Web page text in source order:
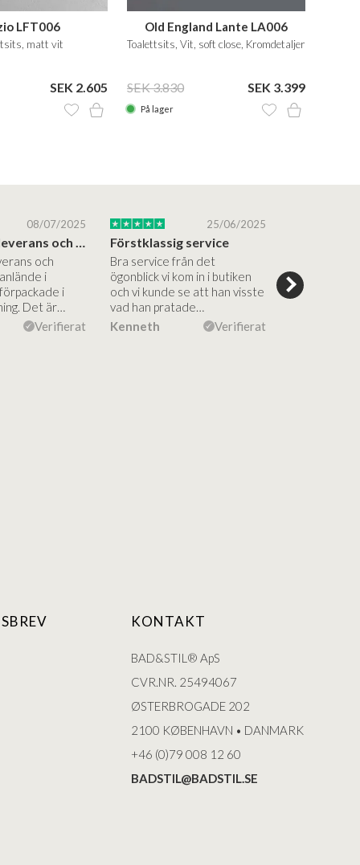
LFT006
matt vit
SEK 2.605
Old England Lante LA006
Toalettsits, Vit, soft close, Kromdetaljer
SEK 3.830 SEK 3.399
På lager
08/07/2025
Blixtsnabb leverans och hög kvalitet
och
i
i
Det är…
Verifierat
25/06/2025
Förstklassig service
Bra service från det
ögonblick vi kom in i butiken
och vi kunde se att han visste
vad han pratade…
Kenneth
Verifierat
showroom,
rådgivning,
KONTAKT
BAD&STIL® ApS
CVR.NR. 25494067
ØSTERBROGADE 202
2100 KØBENHAVN • DANMARK
+46 (0)79 008 12 60
BADSTIL@BADSTIL.SE